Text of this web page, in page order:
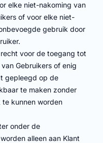
elke niet-nakoming van
of voor elke niet-
gebruik door
voor de toegang tot
Gebruikers of enig
gepleegd op de
te maken zonder
te kunnen worden
onder de
alleen aan Klant